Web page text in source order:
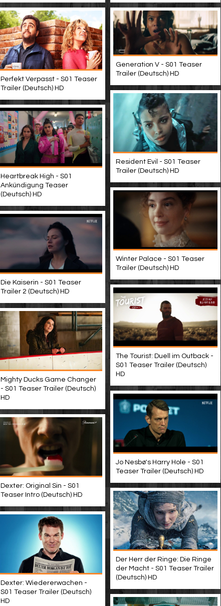
Perfekt Verpasst - S01 Teaser
Trailer (Deutsch) HD
Generation V - S01 Teaser
Trailer (Deutsch) HD
Resident Evil - S01 Teaser
Trailer (Deutsch) HD
Heartbreak High - S01
Ankündigung Teaser
(Deutsch) HD
Winter Palace - S01 Teaser
Trailer (Deutsch) HD
Die Kaiserin - S01 Teaser
Trailer 2 (Deutsch) HD
The Tourist: Duell im Outback -
S01 Teaser Trailer (Deutsch)
HD
Mighty Ducks Game Changer
- S01 Teaser Trailer (Deutsch)
HD
Jo Nesbø's Harry Hole - S01
Teaser Trailer (Deutsch) HD
Dexter: Original Sin - S01
Teaser Intro (Deutsch) HD
Der Herr der Ringe: Die Ringe
der Macht - S01 Teaser Trailer
(Deutsch) HD
Dexter: Wiedererwachen -
S01 Teaser Trailer (Deutsch)
HD